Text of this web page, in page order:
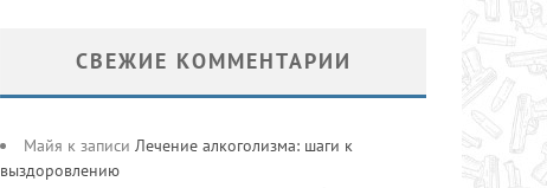
СВЕЖИЕ КОММЕНТАРИИ
Майя к записи Лечение алкоголизма: шаги к
выздоровлению